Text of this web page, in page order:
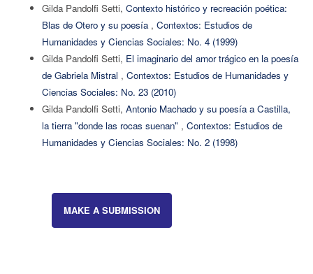
Gilda Pandolfi Setti, Contexto histórico y recreación poética:
Blas de Otero y su poesía , Contextos: Estudios de
Humanidades y Ciencias Sociales: No. 4 (1999)
Gilda Pandolfi Setti, El imaginario del amor trágico en la poesía
de Gabriela Mistral , Contextos: Estudios de Humanidades y
Ciencias Sociales: No. 23 (2010)
Gilda Pandolfi Setti, Antonio Machado y su poesía a Castilla,
la tierra "donde las rocas suenan" , Contextos: Estudios de
Humanidades y Ciencias Sociales: No. 2 (1998)
MAKE A SUBMISSION